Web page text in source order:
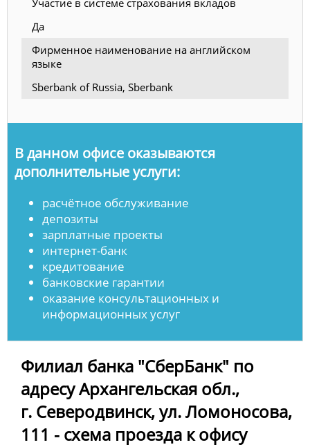
Да
Фирменное наименование на английском
языке
Sberbank of Russia, Sberbank
В данном офисе оказываются
дополнительные услуги:
расчётное обслуживание
депозиты
зарплатные проекты
интернет-банк
кредитование
банковские гарантии
оказание консультационных и
информационных услуг
Филиал банка "СберБанк" по
адресу Архангельская обл.,
г. Северодвинск, ул. Ломоносова,
111 - схема проезда к офису